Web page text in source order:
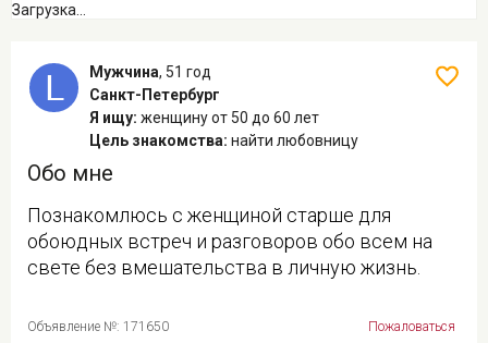
Загрузка...
Мужчина, 51 год
Санкт-Петербург
Я ищу: женщинуот 50 до 60 лет
Цель знакомства: найти любовницу
Обо мне
Познакомлюсь с женщиной старше для
обоюдных встреч и разговоров обо всем на
свете без вмешательства в личную жизнь.
Объявление №: 171650 Пожаловаться